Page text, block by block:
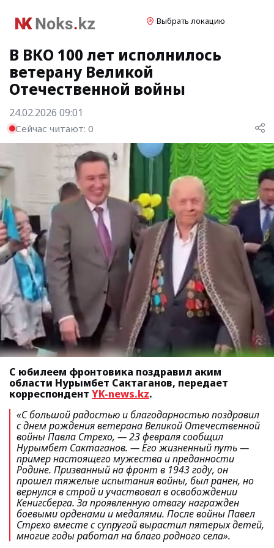
Выбрать локацию
В ВКО 100 лет исполнилось
ветерану Великой
Отечественной войны
24.02.2026 09:01
Сейчас читают: 0
С юбилеем фронтовика поздравил аким
области Нурымбет Сактаганов, передает
корреспондент YK-news.kz.
«С большой радостью и благодарностью поздравил
с днем рождения ветерана Великой Отечественной
войны Павла Стрехо, —23 февраля сообщил
Нурымбет Сактаганов. — Его жизненный путь —
пример настоящего мужества и преданности
Родине. Призванный на фронт в 1943 году, он
прошел тяжелые испытания войны, был ранен, но
вернулся в строй и участвовал в освобождении
Кенигсберга. За проявленную отвагу награжден
боевыми орденами и медалями. После войны Павел
Стрехо вместе с супругой вырастил пятерых детей,
многие годы работал на благо родного села».